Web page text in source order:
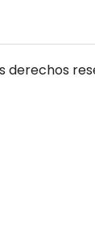
derechos